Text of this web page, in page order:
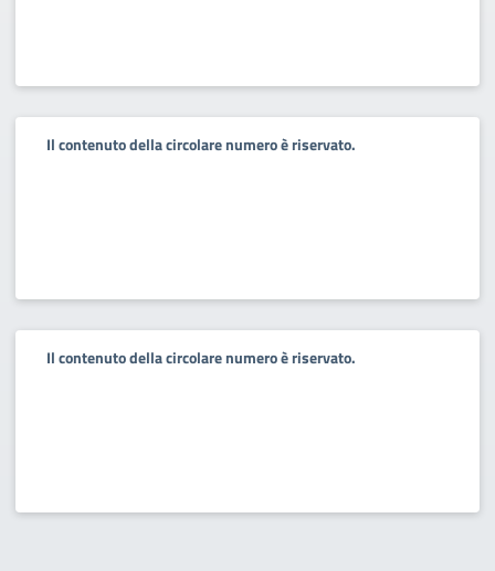
Il contenuto della circolare numero è riservato.
Il contenuto della circolare numero è riservato.